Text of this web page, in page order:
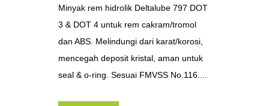
Minyak rem hidrolik Deltalube 797 DOT
3 & DOT 4 untuk rem cakram/tromol
dan ABS. Melindungi dari karat/korosi,
mencegah deposit kristal, aman untuk
seal & o-ring. Sesuai FMVSS No.116....